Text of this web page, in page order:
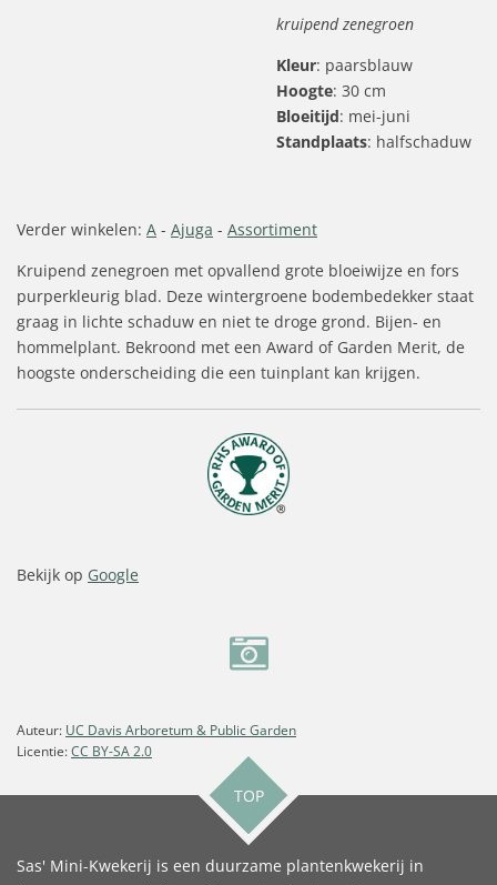
kruipend zenegroen
Kleur: paarsblauw
Hoogte: 30 cm
Bloeitijd: mei-juni
Standplaats: halfschaduw
Verder winkelen: A - Ajuga - Assortiment
Kruipend zenegroen met opvallend grote bloeiwijze en fors
purperkleurig blad. Deze wintergroene bodembedekker staat
graag in lichte schaduw en niet te droge grond. Bijen- en
hommelplant. Bekroond met een Award of Garden Merit, de
hoogste onderscheiding die een tuinplant kan krijgen.
Bekijk op Google
Auteur: UC Davis Arboretum & Public Garden
Licentie: CC BY-SA 2.0
TOP
Sas' Mini-Kwekerij is een duurzame plantenkwekerij in